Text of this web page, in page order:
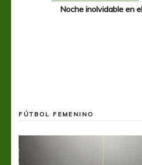
Noche inolvidable en
FÚTBOL FEMENINO